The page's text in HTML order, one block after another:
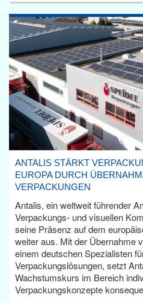
ANTALIS STÄRKT
EUROPA DURCH
VERPACKUNGEN
Antalis, ein weltweit führender
Verpackungs- und visuellen
seine Präsenz auf dem
weiter aus. Mit der Übernahme
einem deutschen Spezialisten
Verpackungslösungen, setzt
Wachstumskurs im Bereich
Verpackungskonzepte